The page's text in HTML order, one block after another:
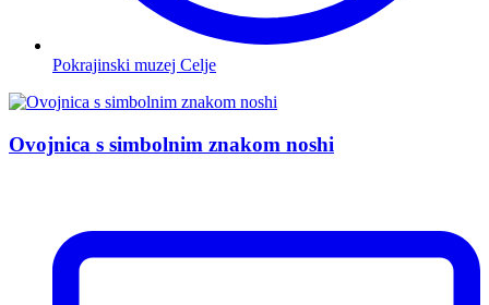
Pokrajinski muzej Celje
Ovojnica s simbolnim znakom noshi